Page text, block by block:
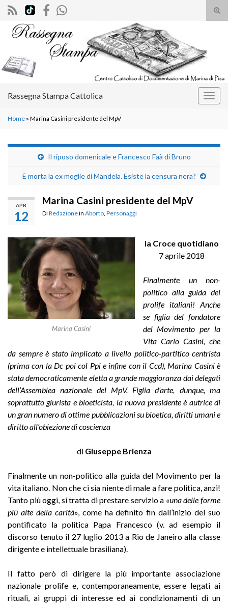
il
Search for:
Rassegna Stampa Cattolica
Home » Marina Casini presidente del MpV
Il riposo domenicale e Francesco Faà di Bruno
È morta la ex moglie di Mandela. Esiste la censura nera?
APR
12
Marina Casini presidente del MpV
DiRedazionein Aborto Personaggi
Marina Casini
la Croce quotidiano
7 aprile 2018
Finalmente un non-
politico alla guida dei
prolife italiani! Anche
se figlia del fondatore
del Movimento per la
Vita Carlo Casini, che
da sempre è stato implicato a livello politico-partitico centrista
(prima con la Dc poi col Ppi e infine con il Ccd), Marina Casini è
stata democraticamente eletta a grande maggioranza dai delegati
dell’Assemblea nazionale del MpV. Figlia d’arte, dunque, ma
soprattutto giurista e bioeticista, la nuova presidente è autrice di
un gran numero di ottime pubblicazioni su bioetica, diritti umani e
diritto all’obiezione di coscienza
di Giuseppe Brienza
Finalmente un non-politico alla guida del Movimento per la
vita italiano. Non che ci sia niente di male a fare politica, anzi!
Tanto più oggi, si tratta di prestare servizio a «una delle forme
più alte della carità», come ha definito fin dall’inizio del suo
pontificato la politica Papa Francesco (v. ad esempio il
discorso tenuto il 27 luglio 2013 a Rio de Janeiro alla classe
dirigente e intellettuale brasiliana).
Il fatto però di dirigere la più importante associazione
nazionale prolife e, contemporaneamente, essere legati ai
rituali, ai gruppi di interesse ed ai condizionamenti di un